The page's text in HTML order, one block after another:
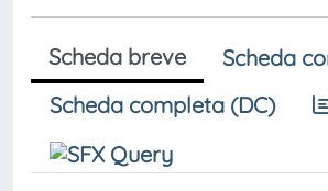
Scheda breve
Scheda
Scheda completa (DC)